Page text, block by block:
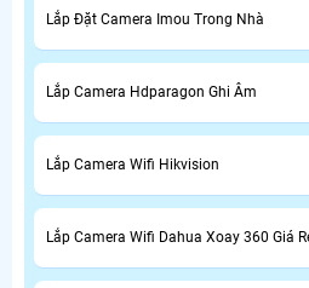
Lắp Đặt Camera Imou Trong Nhà
Lắp Camera Hdparagon Ghi Âm
Lắp Camera Wifi Hikvision
Lắp Camera Wifi Dahua Xoay 360 Giá